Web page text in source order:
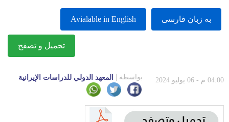
به زبان فارسى Avialable in English
تحميل و تصفح
04:00 م - 06 يوليو 2024 بواسطة المعهد الدولي للدراسات الإيرانية